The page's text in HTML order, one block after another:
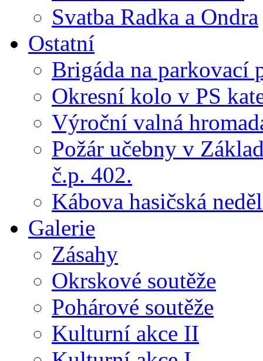
Svatba Radka a Ondra
Ostatní
Brigáda na parkovací
Okresní kolo v PS
Výroční valná
Požár učebny v
č.p. 402.
Kábova hasičská
Galerie
Zásahy
Okrskové soutěže
Pohárové soutěže
Kulturní akce II